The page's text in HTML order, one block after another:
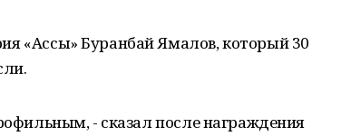
«Ассы» Буранбай Ямалов, который 30
- сказал после награждения